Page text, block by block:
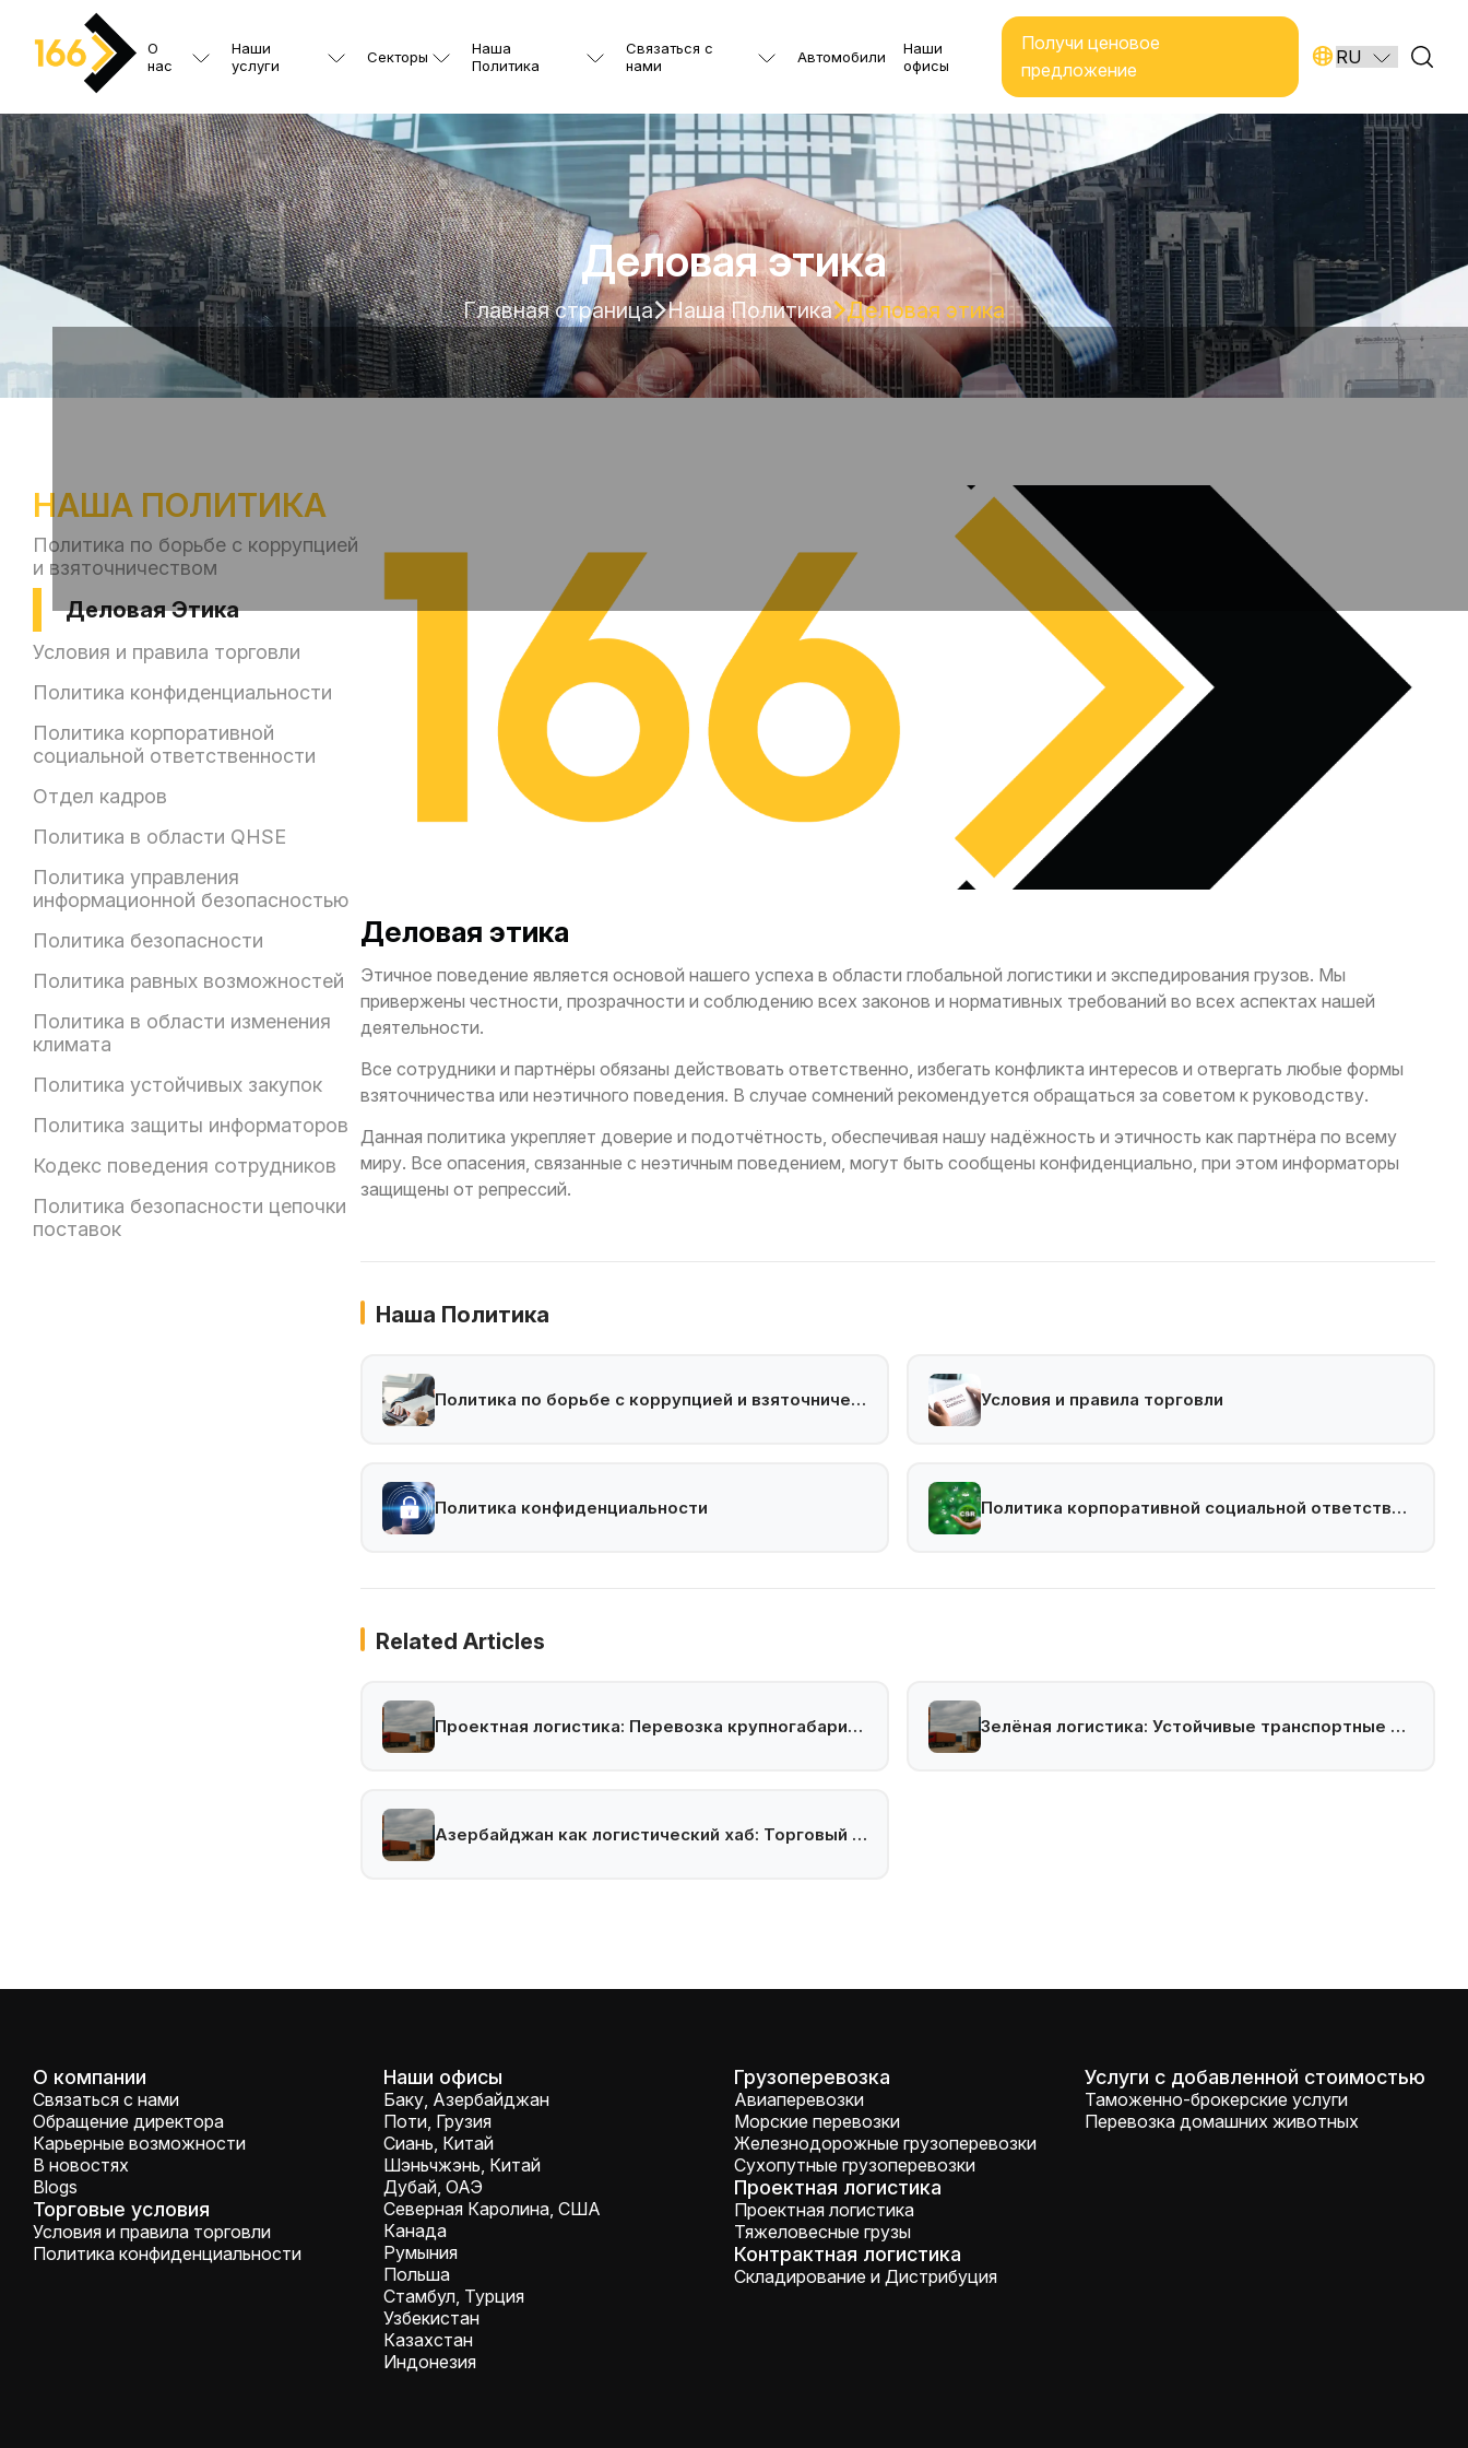
О
нас
Наши
услуги
Секторы
Наша
Политика
Связаться с
нами
Автомобили
Наши
офисы
Получи ценовое
предложение
Деловая этика
Главная страница Наша Политика Деловая этика
НАША ПОЛИТИКА
Политика по борьбе с коррупцией
и взяточничеством
Деловая Этика
Условия и правила торговли
Политика конфиденциальности
Политика корпоративной
социальной ответственности
Отдел кадров
Политика в области QHSE
Политика управления
информационной безопасностью
Политика безопасности
Политика равных возможностей
Политика в области изменения
климата
Политика устойчивых закупок
Политика защиты информаторов
Кодекс поведения сотрудников
Политика безопасности цепочки
поставок
Деловая этика
Этичное поведение является основой нашего успеха в области глобальной логистики и экспедирования грузов. Мы
привержены честности, прозрачности и соблюдению всех законов и нормативных требований во всех аспектах нашей
деятельности.
Все сотрудники и партнёры обязаны действовать ответственно, избегать конфликта интересов и отвергать любые формы
взяточничества или неэтичного поведения. В случае сомнений рекомендуется обращаться за советом к руководству.
Данная политика укрепляет доверие и подотчётность, обеспечивая нашу надёжность и этичность как партнёра по всему
миру. Все опасения, связанные с неэтичным поведением, могут быть сообщены конфиденциально, при этом информаторы
защищены от репрессий.
Наша Политика
Политика по борьбе с коррупцией и взяточничеством Условия и правила торговли
Политика конфиденциальности Политика корпоративной социальной ответственности
Related Articles
Проектная логистика: Перевозка крупногабаритных и тяжёлых грузов Зелёная логистика: Устойчивые транспортные решения
Азербайджан как логистический хаб: Торговый мост Восток-Запад
О компании
Связаться с нами
Обращение директора
Карьерные возможности
В новостях
Blogs
Торговые условия
Условия и правила торговли
Политика конфиденциальности
Наши офисы
Баку, Азербайджан
Поти, Грузия
Сиань, Китай
Шэньчжэнь, Китай
Дубай, ОАЭ
Северная Каролина, США
Канада
Румыния
Польша
Стамбул, Турция
Узбекистан
Казахстан
Индонезия
Грузоперевозка
Авиаперевозки
Морские перевозки
Железнодорожные грузоперевозки
Сухопутные грузоперевозки
Проектная логистика
Проектная логистика
Тяжеловесные грузы
Контрактная логистика
Складирование и Дистрибуция
Услуги с добавленной стоимостью
Таможенно-брокерские услуги
Перевозка домашних животных